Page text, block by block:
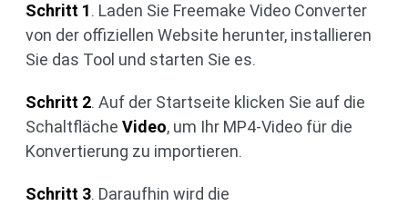
Schritt 1. Laden Sie Freemake Video Converter
von der offiziellen Website herunter, installieren
Sie das Tool und starten Sie es.
Schritt 2. Auf der Startseite klicken Sie auf die
Schaltfläche Video, um Ihr MP4-Video für die
Konvertierung zu importieren.
Schritt 3. Daraufhin wird die